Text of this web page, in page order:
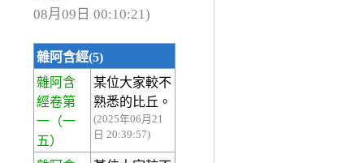
08月09日 00:10:21)
雜阿含經(5)
雜阿含
經卷第
一 （一
五）
某位大家較不
熟悉的比丘。
(2025年06月21
日 20:39:57)